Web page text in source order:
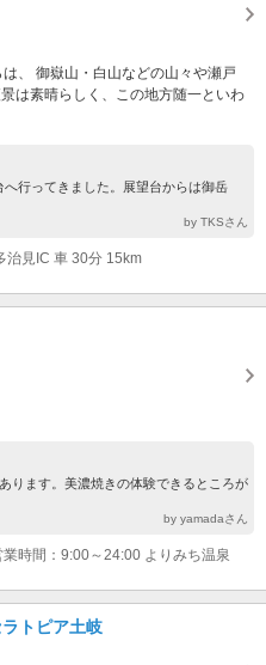
、 御嶽山・白山などの山々や瀬戸
は素晴らしく、この地方随一といわ
行ってきました。展望台からは御岳
by TKSさん
治見IC 車 30分 15km
ります。美濃焼きの体験できるところが
by yamadaさん
時間：9:00～24:00 よりみち温泉
トピア土岐